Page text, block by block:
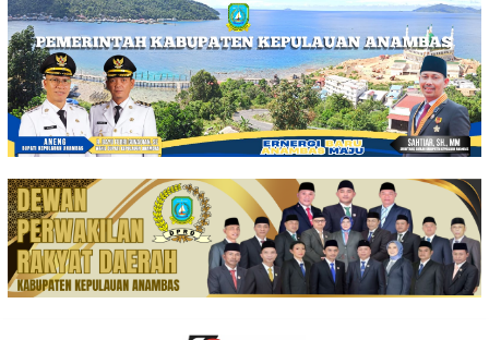
Loncat
ke
konten